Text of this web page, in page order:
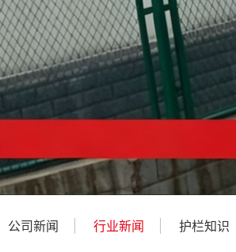
公司新闻 行业新闻 护栏知识